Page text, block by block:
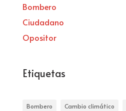
Bombero
Ciudadano
Opositor
Etiquetas
Bombero Cambio climático